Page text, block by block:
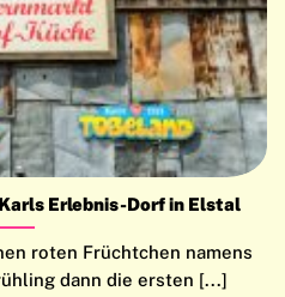
Erlebnis-Dorf in Elstal
roten Früchtchen namens
dann die ersten [...]